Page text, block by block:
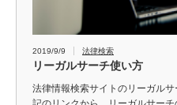
2019/9/9 法律検索
リーガルサーチ使い方
法律情報検索サイトのリーガル